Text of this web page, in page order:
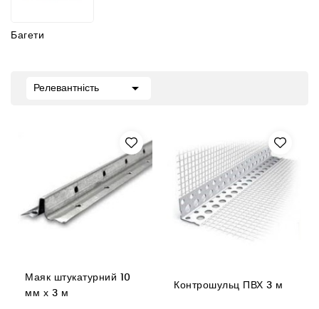
Багети
Релевантність 
Маяк штукатурний 10
мм х 3 м
Контрошульц ПВХ 3 м